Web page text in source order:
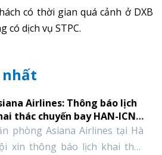
có thời gian quá cảnh ở DXB
có dịch vụ STPC.
nhất
Airlines: Thông báo lịch
thác chuyến bay HAN-ICN-
tháng 1 năm 2022
phòng Asiana Airlines tại Hà
xin thông báo lịch khai thác